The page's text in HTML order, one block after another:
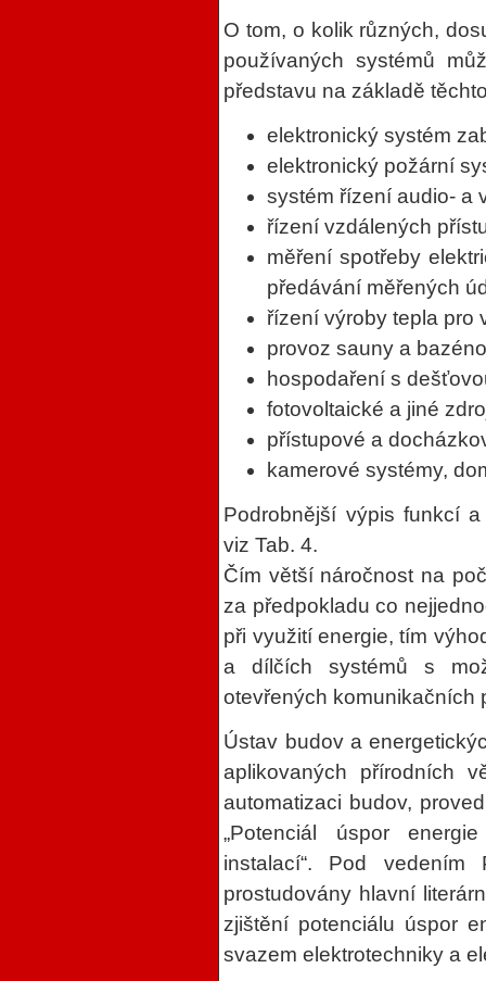
O tom, o kolik různých,
používaných systémů
představu na základě
elektronický systém
elektronický požární
systém řízení audio- a
řízení vzdálených
měření spotřeby
předávání měřených
řízení výroby tepla pro
provoz sauny a
hospodaření s
fotovoltaické a jiné
přístupové a
kamerové systémy,
Podrobnější výpis funkcí
viz Tab. 4.
Čím větší náročnost na
za předpokladu co
při využití energie, tím
a dílčích systémů s
otevřených komunikačních
Ústav budov a
aplikovaných přírodních
automatizaci budov,
„Potenciál úspor
instalací“. Pod
prostudovány hlavní
zjištění potenciálu úspor
svazem elektrotechniky a